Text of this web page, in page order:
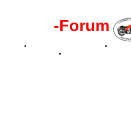
-Forum
• •
•